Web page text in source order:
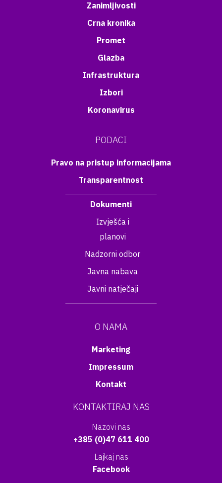
Zanimljivosti
Crna kronika
Promet
Glazba
Infrastruktura
Izbori
Koronavirus
PODACI
Pravo na pristup informacijama
Transparentnost
Dokumenti
Izvješća i
planovi
Nadzorni odbor
Javna nabava
Javni natječaji
O NAMA
Marketing
Impressum
Kontakt
KONTAKTIRAJ NAS
Nazovi nas
+385 (0)47 611 400
Lajkaj nas
Facebook